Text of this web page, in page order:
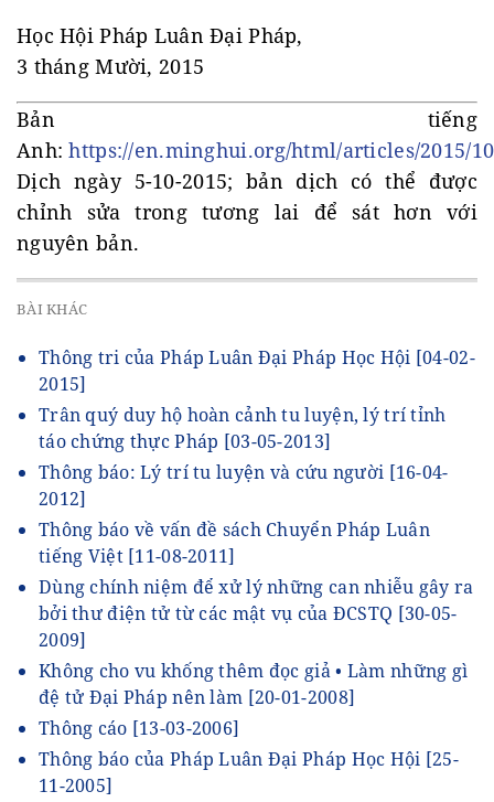
Học Hội Pháp Luân Đại Pháp,
3 tháng Mười, 2015
Bản tiếng
Anh:https://en.minghui.org/html/articles/2015/
Dịch ngày 5-10-2015; bản dịch có thể được
chỉnh sửa trong tương lai để sát hơn với
nguyên bản.
BÀI KHÁC
Thông tri của Pháp Luân Đại Pháp Học Hội [04-02-
2015]
Trân quý duy hộ hoàn cảnh tu luyện, lý trí tỉnh
táo chứng thực Pháp [03-05-2013]
Thông báo: Lý trí tu luyện và cứu người [16-04-
2012]
Thông báo về vấn đề sách Chuyển Pháp Luân
tiếng Việt [11-08-2011]
Dùng chính niệm để xử lý những can nhiễu gây ra
bởi thư điện tử từ các mật vụ của ĐCSTQ [30-05-
2009]
Không cho vu khống thêm đọc giả • Làm những gì
đệ tử Đại Pháp nên làm [20-01-2008]
Thông cáo [13-03-2006]
Thông báo của Pháp Luân Đại Pháp Học Hội [25-
11-2005]